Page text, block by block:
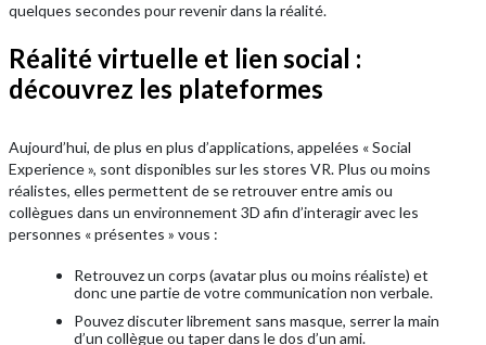
quelques secondes pour revenir dans la réalité.
Réalité virtuelle et lien social :
découvrez les plateformes
Aujourd’hui, de plus en plus d’applications, appelées « Social
Experience », sont disponibles sur les stores VR. Plus ou moins
réalistes, elles permettent de se retrouver entre amis ou
collègues dans un environnement 3D afin d’interagir avec les
personnes « présentes » vous :
Retrouvez un corps (avatar plus ou moins réaliste) et
donc une partie de votre communication non verbale.
Pouvez discuter librement sans masque, serrer la main
d’un collègue ou taper dans le dos d’un ami.